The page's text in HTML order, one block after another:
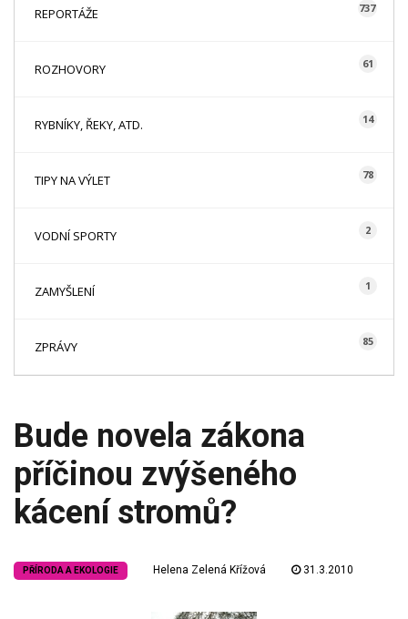
REPORTÁŽE 737
ROZHOVORY 61
RYBNÍKY, ŘEKY, ATD. 14
TIPY NA VÝLET 78
VODNÍ SPORTY 2
ZAMYŠLENÍ 1
ZPRÁVY 85
Bude novela zákona
příčinou zvýšeného
kácení stromů?
PŘÍRODA A EKOLOGIE Helena Zelená Křížová 31.3.2010